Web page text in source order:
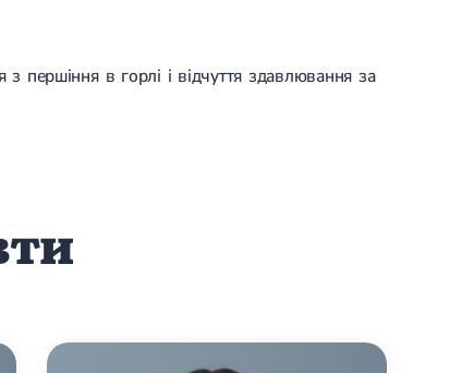
першіння в горлі і відчуття здавлювання за